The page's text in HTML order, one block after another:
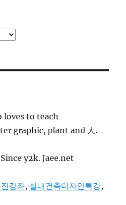
loves to teach
graphic, plant and 人.
y2k. Jaee.net
강좌, 실내건축디자인특강,